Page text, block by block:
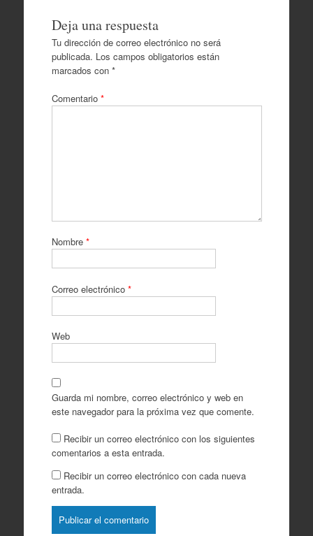
Deja una respuesta
Tu dirección de correo electrónico no será
publicada. Los campos obligatorios están
marcados con *
Comentario *
Nombre *
Correo electrónico *
Web
Guarda mi nombre, correo electrónico y web en
este navegador para la próxima vez que comente.
Recibir un correo electrónico con los siguientes
comentarios a esta entrada.
Recibir un correo electrónico con cada nueva
entrada.